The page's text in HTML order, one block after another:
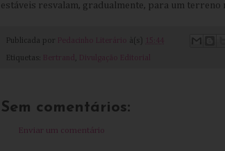
estáveis resvalam, gradualmente, para um
Publicada por Pedacinho Literário à(s) 15:44
Etiquetas: Bertrand , Divulgação Editorial
Sem comentários:
Enviar um comentário